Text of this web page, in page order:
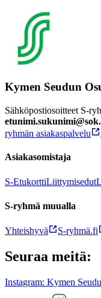
Kymen Seudun
Sähköpostiosoitteet S-
ryhmän asiakaspalvelu
Asiakasomistaja
S-EtukorttiLiittymisedut
S-ryhmä muualla
Yhteishyvä S-ryhmä.fi
Seuraa meitä:
Instagram: Kymen